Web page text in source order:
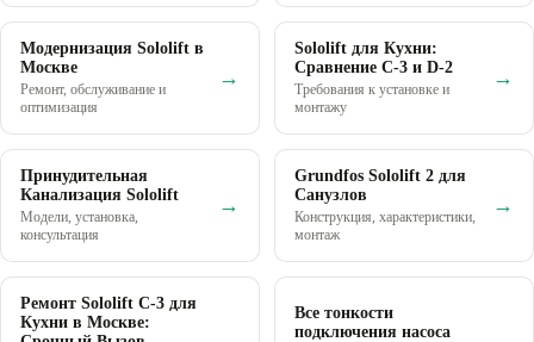
Модернизация Sololift в
Москве
Ремонт, обслуживание и
оптимизация
→
Sololift для Кухни:
Сравнение C-3 и D-2
Требования к установке и
монтажу
→
Принудительная
Канализация Sololift
Модели, установка,
консультация
→
Grundfos Sololift 2 для
Санузлов
Конструкция, характеристики,
монтаж
→
Ремонт Sololift C-3 для
Кухни в Москве:
Все тонкости
подключения насоса